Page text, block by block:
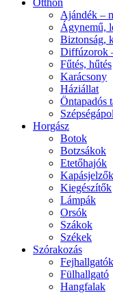
Otthon
Ajándék –
Ágynemű,
Biztonság,
Diffúzorok
Fűtés, hűtés
Karácsony
Háziállat
Öntapadós
Horgász
Botok
Botzsákok
Etetőhajók
Kapásjelzők
Kiegészítők
Lámpák
Orsók
Szákok
Székek
Szórakozás
Fejhallgatók
Fülhallgató
Hangfalak